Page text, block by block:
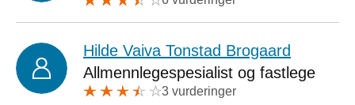
Hilde Vaiva Tonstad Brogaard
Allmennlegespesialist og fastlege
3 vurderinger